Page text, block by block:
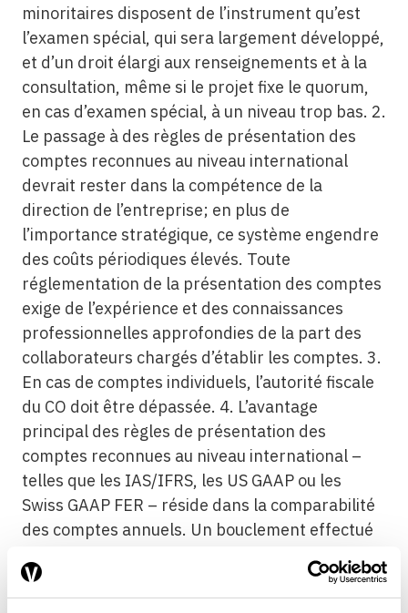
minoritaires disposent de l’instrument qu’est
l’examen spécial, qui sera largement développé,
et d’un droit élargi aux renseignements et à la
consultation, même si le projet fixe le quorum,
en cas d’examen spécial, à un niveau trop bas. 2.
Le passage à des règles de présentation des
comptes reconnues au niveau international
devrait rester dans la compétence de la
direction de l’entreprise; en plus de
l’importance stratégique, ce système engendre
des coûts périodiques élevés. Toute
réglementation de la présentation des comptes
exige de l’expérience et des connaissances
professionnelles approfondies de la part des
collaborateurs chargés d’établir les comptes. 3.
En cas de comptes individuels, l’autorité fiscale
du CO doit être dépassée. 4. L’avantage
principal des règles de présentation des
comptes reconnues au niveau international –
telles que les IAS/IFRS, les US GAAP ou les
Swiss GAAP FER – réside dans la comparabilité
des comptes annuels. Un bouclement effectué
considérablement la transparence de
l’entreprise.